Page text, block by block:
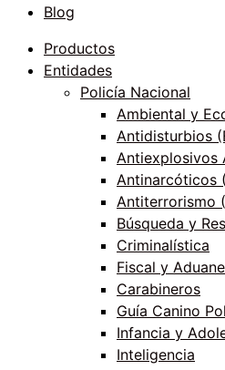
Blog
Productos
Entidades
Policía Nacional
Ambiental y
Antidisturbios
Antiexplosivos
Antinarcóticos
Antiterrorismo
Búsqueda y
Criminalística
Fiscal y
Carabineros
Guía Canino
Infancia y
Inteligencia